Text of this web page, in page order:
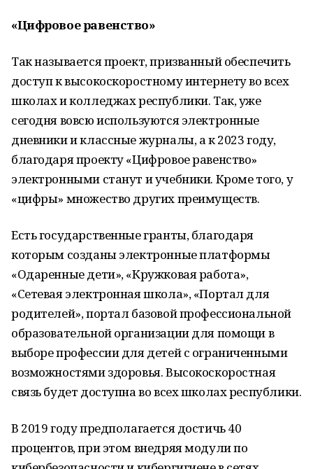
«Цифровое равенство»
Так называется проект, призванный обеспечить
доступ к высокоскоростному интернету во всех
школах и колледжах республики. Так, уже
сегодня вовсю используются электронные
дневники и классные журналы, а к 2023 году,
благодаря проекту «Цифровое равенство»
электронными станут и учебники. Кроме того, у
«цифры» множество других преимуществ.
Есть государственные гранты, благодаря
которым созданы электронные платформы
«Одаренные дети», «Кружковая работа»,
«Сетевая электронная школа», «Портал для
родителей», портал базовой профессиональной
образовательной организации для помощи в
выборе профессии для детей с ограниченными
возможностями здоровья. Высокоскоростная
связь будет доступна во всех школах республики.
В 2019 году предполагается достичь 40
процентов, при этом внедряя модули по